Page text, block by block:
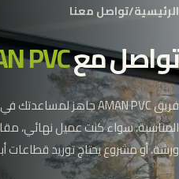
الرئيسية/تواصل معنا
تواصل معPVC
المناسبة، سواء كنت عميل نهائي،
ورشة، أو مشروع يحتاج توريد قطاعات